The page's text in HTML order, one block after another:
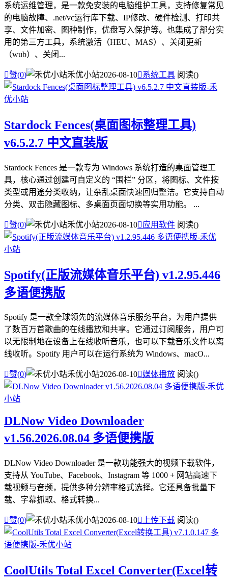
系统运维管理，是一款免安装的电脑维护工具，支持修复常见
的电脑故障、.net/vc运行库下载、IP修改、硬件检测、打印共
享、文件加密、图种制作，优盘写入保护等。也集成了部分实
用的第三方工具，系统激活（HEU、MAS）、关闭更新
（wub）、关闭...
赞(0) 禾优小站2026-08-10系统工具 阅读()
Stardock Fences(桌面图标整理工具)
v6.5.2.7 中文直装版
Stardock Fences 是一款专为 Windows 系统打造的桌面管理工
具，核心通过创建可自定义的 “围栏” 分区，将图标、文件按
类型或用途分类收纳，让杂乱桌面快速回归整洁。它支持自动
分类、双击隐藏图标、多桌面页面切换等实用功能。 ...
赞(0) 禾优小站2026-08-10应用软件 阅读()
Spotify(正版流媒体音乐平台) v1.2.95.446
多语便携版
Spotify 是一款全球领先的流媒体音乐服务平台，为用户提供
了数百万首歌曲的在线播放和共享。它通过订阅服务，用户可
以无限制地在设备上在线收听音乐，也可以下载音乐文件以离
线收听。Spotify 用户可以在运行系统为 Windows、macO...
赞(0) 禾优小站2026-08-10媒体播放 阅读()
DLNow Video Downloader
v1.56.2026.08.04 多语便携版
DLNow Video Downloader 是一款功能强大的视频下载软件，
支持从 YouTube、Facebook、Instagram 等 1000 + 网站高速下
载视频与音频，提供多种分辨率格式选择。它还具备批量下
载、字幕抓取、格式转换...
赞(0) 禾优小站2026-08-10 上传下载 阅读()
CoolUtils Total Excel Converter(Excel转